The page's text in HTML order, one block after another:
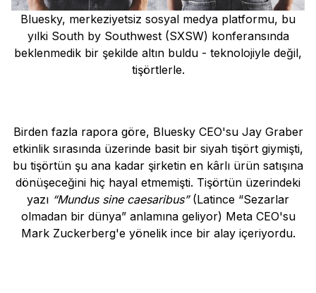
Bluesky, merkeziyetsiz sosyal medya platformu, bu
yılki South by Southwest (SXSW) konferansında
beklenmedik bir şekilde altın buldu - teknolojiyle değil,
tişörtlerle.
Birden fazla rapora göre, Bluesky CEO'su Jay Graber
etkinlik sırasında üzerinde basit bir siyah tişört giymişti,
bu tişörtün şu ana kadar şirketin en kârlı ürün satışına
dönüşeceğini hiç hayal etmemişti. Tişörtün üzerindeki
yazı “Mundus sine caesaribus”(Latince “Sezarlar
olmadan bir dünya” anlamına geliyor) Meta CEO'su
Mark Zuckerberg'e yönelik ince bir alay içeriyordu.